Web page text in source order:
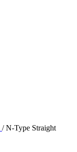
/ N-Type Straight